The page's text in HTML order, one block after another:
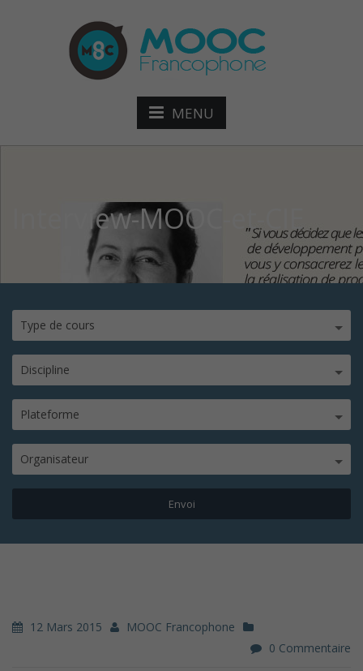
MENU
Interview-MOOC-et-CIE
Type de cours
Discipline
Plateforme
Organisateur
12 Mars 2015
MOOC Francophone
0 Commentaire